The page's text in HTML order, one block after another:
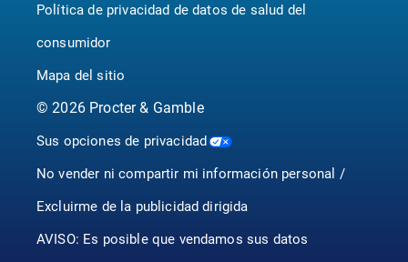
Política de privacidad de datos de salud del
consumidor
Mapa del sitio
©2026Procter & Gamble
Sus opciones de privacidad
No vender ni compartir mi información personal /
Excluirme de la publicidad dirigida
AVISO: Es posible que vendamos sus datos